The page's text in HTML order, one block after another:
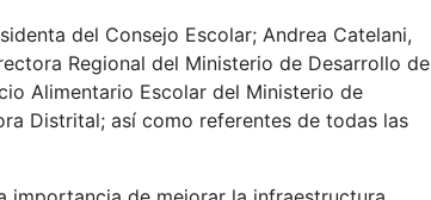
del Consejo Escolar; Andrea Catelani,
Regional del Ministerio de Desarrollo de
Alimentario Escolar del Ministerio de
Distrital; así como referentes de todas las